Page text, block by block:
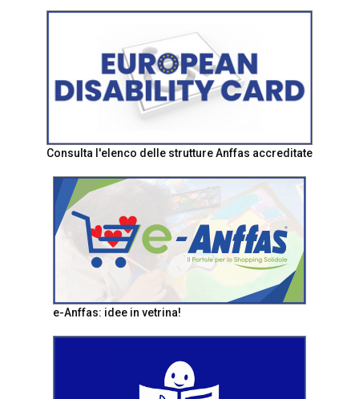
Consulta l'elenco delle strutture Anffas accreditate
e-Anffas: idee in vetrina!